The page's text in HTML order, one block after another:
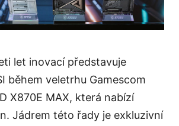
let inovací představuje
během veletrhu Gamescom
X870E MAX, která nabízí
Jádrem této řady je exkluzivní